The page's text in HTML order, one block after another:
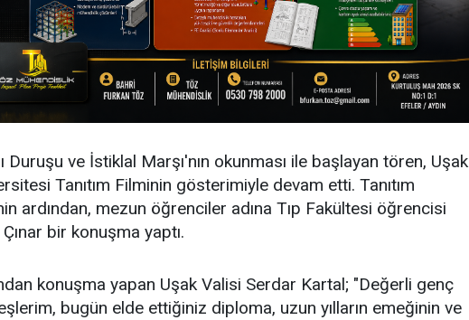
Duruşu ve İstiklal Marşı'nın okunması ile başlayan tören, Uşak
Tanıtım Filminin gösterimiyle devam etti. Tanıtım
ardından, mezun öğrenciler adına Tıp Fakültesi öğrencisi
bir konuşma yaptı.
konuşma yapan Uşak Valisi Serdar Kartal; "Değerli genç
bugün elde ettiğiniz diploma, uzun yılların emeğinin ve